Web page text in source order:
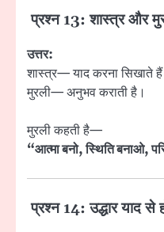
प्रश्न 13: शास्त्र और
उत्तर:
शास्त्र— याद करना सिखाते
मुरली— अनुभव कराती है।
मुरली कहती है—
“आत्मा बनो, स्थिति बनाओ,
प्रश्न 14: उद्धार याद से